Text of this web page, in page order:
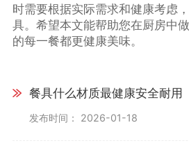
时需要根据实际需求和健康考虑
具。希望本文能帮助您在厨房中
的每一餐都更健康美味。
餐具什么材质最健康安全耐用
发布时间： 2026-01-18